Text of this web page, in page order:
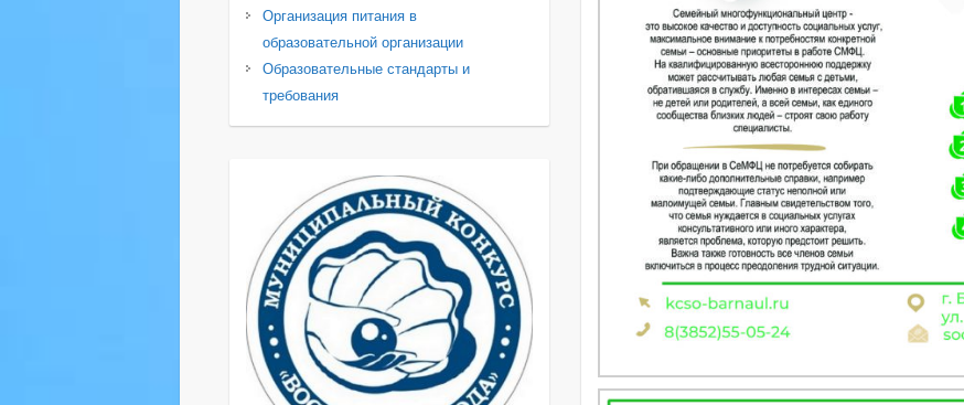
Организация питания в
образовательной организации
Образовательные стандарты и
требования